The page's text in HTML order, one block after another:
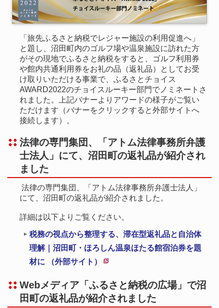
「旅先ふるさと納税でレジャー施設の利用促進へ」
と題し、沼田町内のゴルフ場や温泉施設に訪れた方
がその現地でふるさと納税をすると、ゴルフ利用券
や館内共通利用券をお礼の品（返礼品）としてお受
け取りいただける事業で、ふるさとチョイス
AWARD2022のチョイスルーキー部門でノミネートさ
れました。上記バナーよりアワードの様子がご覧い
ただけます（バナーをクリックすると外部サイトへ
接続します）。
法律の専門集団、「アトム法律事務所弁護
士法人」にて、沼田町の返礼品が紹介され
ました
法律の専門集団、「アトム法律事務所弁護士法人」
にて、沼田町の返礼品が紹介されました。
詳細は以下よりご覧ください。
税務の視点から整理する、滞在型返礼品と自治体
理解｜沼田町・ほろしん温泉ほたる館宿泊券を題
材に （外部サイト）
規
ペ
Webメディア「ふるさと納税の広場」で沼
田町の返礼品が紹介されました